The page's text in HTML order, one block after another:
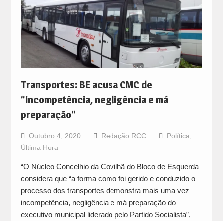
Transportes: BE acusa CMC de
“incompetência, negligência e má
preparação”
Outubro 4, 2020 Redação RCC Política
Última Hora
“O Núcleo Concelhio da Covilhã do Bloco de Esquerda
considera que “a forma como foi gerido e conduzido o
processo dos transportes demonstra mais uma vez
incompetência, negligência e má preparação do
executivo municipal liderado pelo Partido Socialista”,